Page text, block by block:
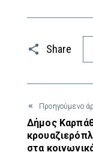
Share
Προηγούμενο
Δήμος
στα